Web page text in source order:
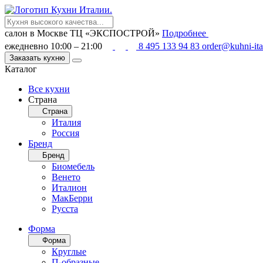
салон в Москве ТЦ «ЭКСПОСТРОЙ» Подробнее
ежедневно 10:00 – 21:00
8 495 133 94 83 order@kuhni-
Заказать кухню
Каталог
Все кухни
Страна
Страна
Италия
Россия
Бренд
Бренд
Биомебель
Венето
Италион
МакБерри
Русста
Форма
Форма
Круглые